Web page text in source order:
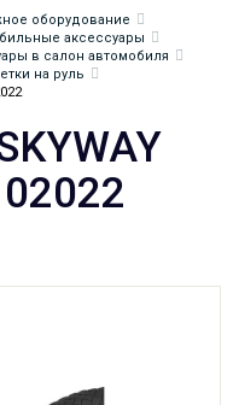
оборудование
аксессуары
в салон автомобиля
на руль